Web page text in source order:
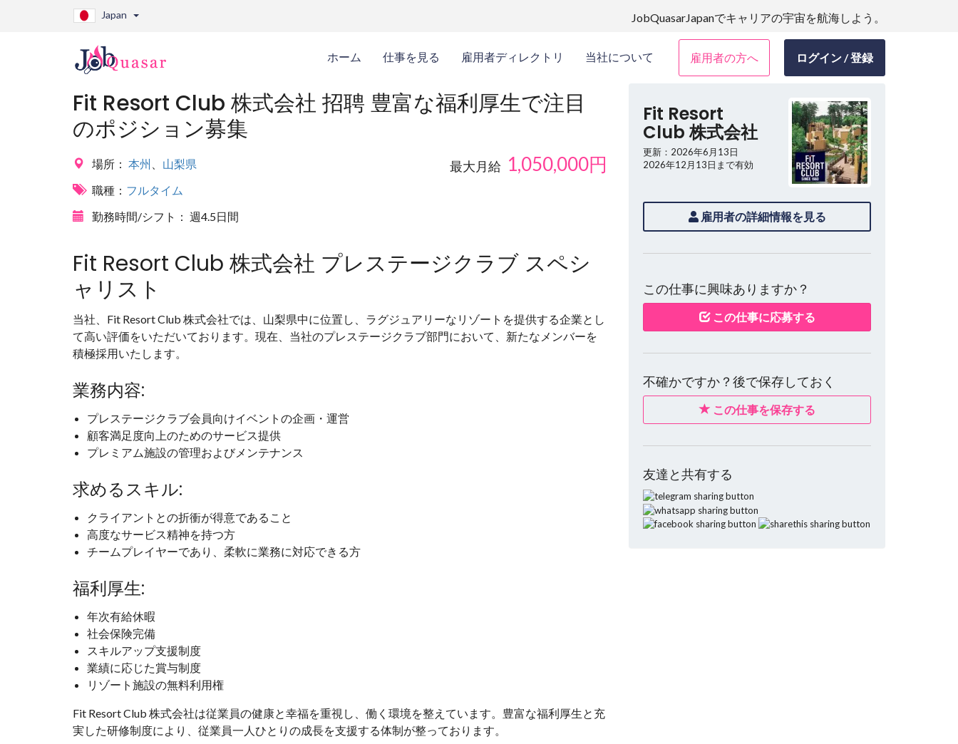
Japan JobQuasarJapanでキャリアの宇宙を航海しよう。
ホーム 仕事を見る 雇用者ディレクトリ 当社について 雇用者の方へ ログイン / 登録
Fit Resort Club 株式会社 招聘 豊富な福利厚生で注目
のポジション募集
場所： 本州
山梨県
職種： フルタイム
勤務時間/シフト： 週4.5日間
最大月給 1,050,000円
Fit Resort Club 株式会社 プレステージクラブ スペシ
ャリスト
当社、Fit Resort Club 株式会社では、山梨県中に位置し、ラグジュアリーなリゾートを提供する企業とし
て高い評価をいただいております。現在、当社のプレステージクラブ部門において、新たなメンバーを
積極採用いたします。
業務内容:
プレステージクラブ会員向けイベントの企画・運営
顧客満足度向上のためのサービス提供
プレミアム施設の管理およびメンテナンス
求めるスキル:
クライアントとの折衝が得意であること
高度なサービス精神を持つ方
チームプレイヤーであり、柔軟に業務に対応できる方
福利厚生:
年次有給休暇
社会保険完備
スキルアップ支援制度
業績に応じた賞与制度
リゾート施設の無料利用権
Fit Resort Club 株式会社は従業員の健康と幸福を重視し、働く環境を整えています。豊富な福利厚生と充
実した研修制度により、従業員一人ひとりの成長を支援する体制が整っております。
Fit Resort
Club 株式会社
更新：2026年6月13日
2026年12月13日まで有効
雇用者の詳細情報を見る
この仕事に興味ありますか？
この仕事に応募する
不確かですか？後で保存しておく
この仕事を保存する
友達と共有する